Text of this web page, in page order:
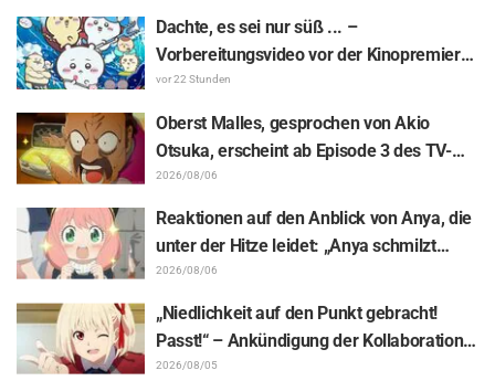
Hauptfigur aus „The Elusive Samurai“, für
Episode 13
Dachte, es sei nur süß ... –
Vorbereitungsvideo vor der Kinopremiere
von „Chiikawa“ sorgt mit überraschender
Kluft für Erstaunen: „Härter als gedacht“,
„Es geht nur um Arbeit“
vor 22 Stunden
Oberst Malles, gesprochen von Akio
Otsuka, erscheint ab Episode 3 des TV-
Animes „The Ghost in the Shell“! Cast-
Kommentar & Endcard enthüllt
2026/08/06
Reaktionen auf den Anblick von Anya, die
unter der Hitze leidet: „Anya schmilzt
dahin“ – „SPY x FAMILY“-
Ankündigungsillustration sorgt für
Aufsehen
2026/08/06
„Niedlichkeit auf den Punkt gebracht!
Passt!“ – Ankündigung der Kollaboration
zwischen „Lycoris Recoil“ und Kumamine
2026/08/05